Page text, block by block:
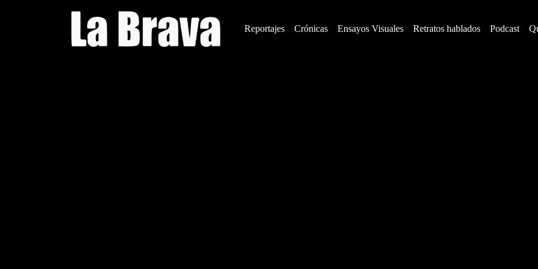
Reportajes Crónicas Ensayos Visuales Retratos hablados Podcast